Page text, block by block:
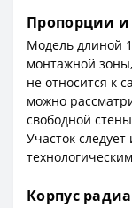
Пропорции
Модель длиной
монтажной
не относится к
можно
свободной
Участок
Корпус